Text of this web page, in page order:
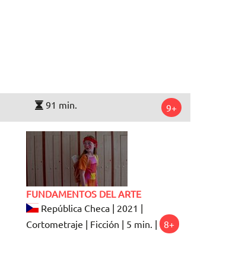
91 min. 9+
FUNDAMENTOS DEL ARTE
República Checa | 2021 |
Cortometraje | Ficción | 5 min. |
8+